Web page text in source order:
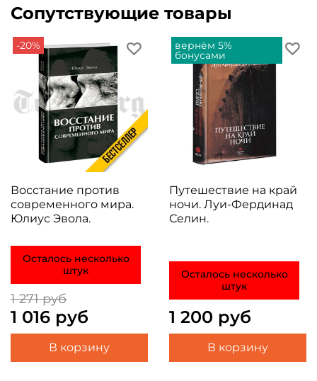
Сопутствующие товары
-20%
Восстание против
современного мира.
Юлиус Эвола.
Осталось несколько
штук
1 271 руб
1 016 руб
В корзину
вернём 5%
бонусами
Путешествие на край
ночи. Луи-Фердинад
Селин.
Осталось несколько
штук
1 200 руб
В корзину